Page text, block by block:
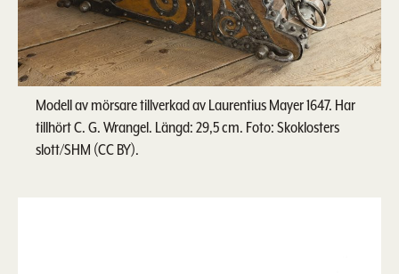
Modell av mörsare tillverkad av Laurentius Mayer 1647. Har
tillhört C. G. Wrangel. Längd: 29,5 cm. Foto: Skoklosters
slott/SHM (CC BY).